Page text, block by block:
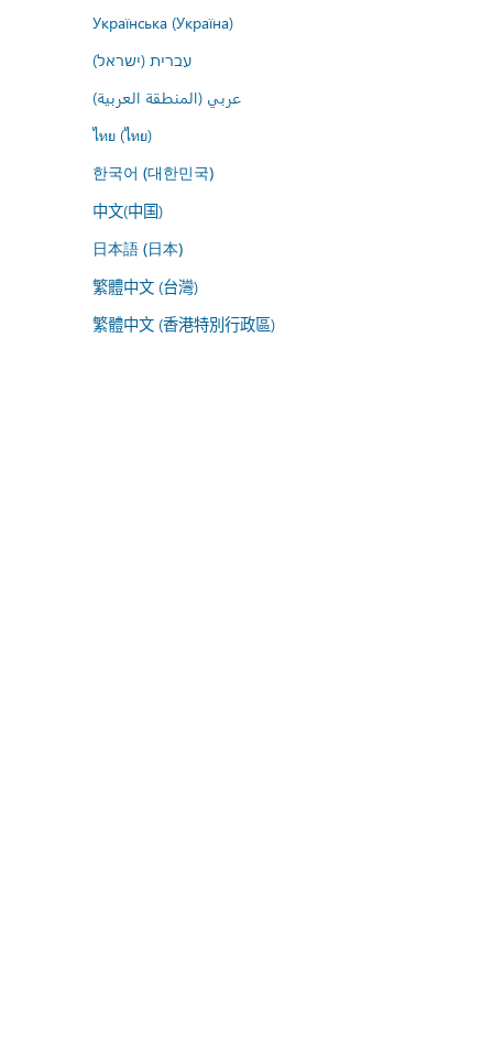
Українська (Україна)
עברית (ישראל)
عربي (المنطقة العربية)
ไทย (ไทย)
한국어 (대한민국)
中文(中国)
日本語 (日本)
繁體中文 (台灣)
繁體中文 (香港特別行政區)